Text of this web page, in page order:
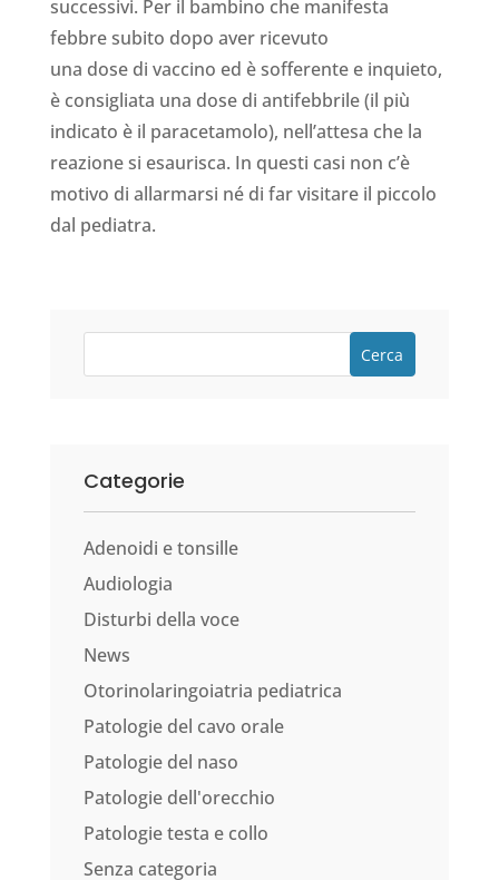
successivi. Per il bambino che manifesta
febbre subito dopo aver ricevuto
una dose di vaccino ed è sofferente e inquieto,
è consigliata una dose di antifebbrile (il più
indicato è il paracetamolo), nell’attesa che la
reazione si esaurisca. In questi casi non c’è
motivo di allarmarsi né di far visitare il piccolo
dal pediatra.
Cerca
Categorie
Adenoidi e tonsille
Audiologia
Disturbi della voce
News
Otorinolaringoiatria pediatrica
Patologie del cavo orale
Patologie del naso
Patologie dell'orecchio
Patologie testa e collo
Senza categoria